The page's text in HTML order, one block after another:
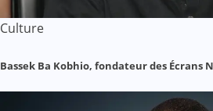
Culture
Bassek Ba Kobhio, fondateur des Écrans